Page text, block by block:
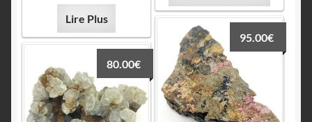
Lire Plus
95.00€
80.00€